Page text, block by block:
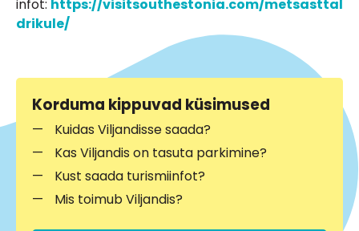
infot: https://visitsouthestonia.com/metsasttal
drikule/
Korduma kippuvad küsimused
Kuidas Viljandisse saada?
Kas Viljandis on tasuta parkimine?
Kust saada turismiinfot?
Mis toimub Viljandis?